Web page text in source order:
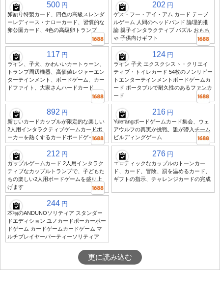
500 円
卵割り特製カード、四色の高級スレンダ
ーレディース・ナローカード、習慣的な
卵公園カード、4色の高級卵トランプ
202 円
ゲス・フー・アイ・アム カード テーブ
ルゲーム 人間のヘッドバンド 論理的推
論 親子インタラクティブ パズル おもち
ゃ 子供向けギフト
117 円
ライン、子犬、かわいいカートゥーン、
トランプ周辺機器、高価値レジャーエン
ターテインメント、ボードゲーム、カー
ドファイト、大家さんハードカード
124 円
ライン 子犬 エクスクシスト・クリエイ
ティブ・トイレカード 54枚のノンリピー
トエンターテインメントボードゲームカ
ード ポータブルで耐久性のあるファンカ
ード
892 円
新しいカードカップルが限定的な楽しい
2人用インタラクティブゲームカードポ
ーカーを熱くするカードボードゲーム
216 円
Yulefangボードゲームカード集会、ウェ
アウルフの真実か挑戦、誰が潜入チーム
ビルディングゲーム
212 円
カップルゲームカード 2人用インタラク
ティブなカップルトランプで、子どもた
ちの楽しい2人用ボードゲームを盛り上
げます
276 円
エロティックなカップルのトーンカー
ド、カード、冒険、罰を温めるカード、
ギフトの指示、チャレンジカードの完成
244 円
本物のANDUNOソリティア スタンダー
ドエディション ユノカードポーカーボー
ドゲーム カードゲームカードゲーム マ
ルチプレイヤーパーティーソリティア
更に読み込む